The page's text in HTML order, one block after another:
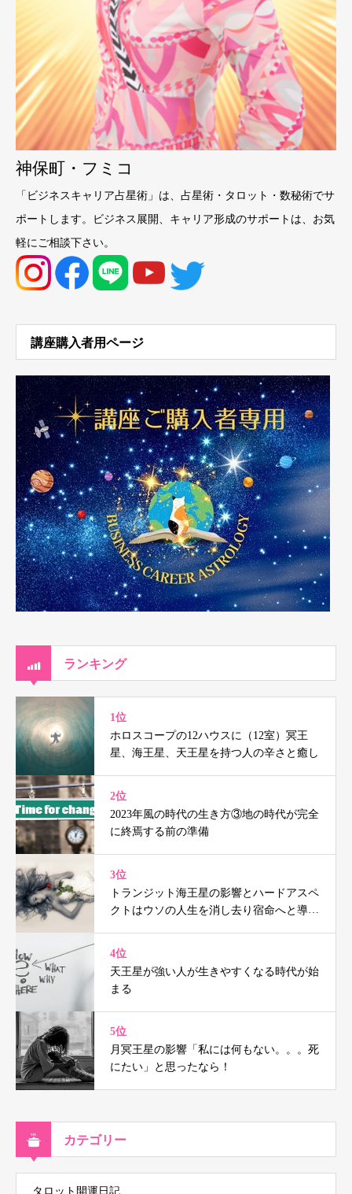
神保町・フミコ
「ビジネスキャリア占星術」は、占星術・タロット・数秘術でサ
ポートします。ビジネス展開、キャリア形成のサポートは、お気
軽にご相談下さい。
講座購入者用ページ
ランキング
1位
ホロスコープの12ハウスに（12室）冥王
星、海王星、天王星を持つ人の辛さと癒し
2位
2023年風の時代の生き方③地の時代が完全
に終焉する前の準備
3位
トランジット海王星の影響とハードアスペ
クトはウソの人生を消し去り宿命へと導く
4位
天王星が強い人が生きやすくなる時代が始
まる
5位
月冥王星の影響「私には何もない。。。死
にたい」と思ったなら！
カテゴリー
タロット開運日記